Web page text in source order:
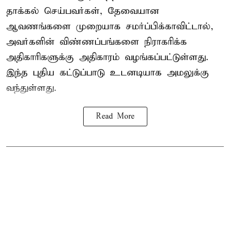
தாக்கல் செய்பவர்கள், தேவையான
ஆவணங்களை முறையாக சமர்ப்பிக்காவிட்டால்,
அவர்களின் விண்ணப்பங்களை நிராகரிக்க
அதிகாரிகளுக்கு அதிகாரம் வழங்கப்பட்டுள்ளது.
இந்த புதிய கட்டுப்பாடு உடனடியாக அமலுக்கு
வந்துள்ளது.
Read More